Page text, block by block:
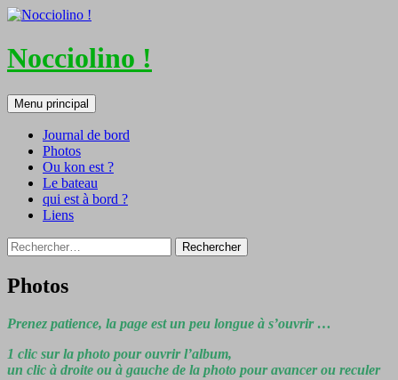
Nocciolino !
Recherche
Menu principal
Aller
au
contenu
Journal de bord
Photos
Ou kon est ?
Le bateau
qui est à bord ?
Liens
Rechercher :
Photos
Prenez patience, la page est un peu longue à s’ouvrir …
1 clic sur la photo pour ouvrir l’album,
un clic à droite ou à gauche de la photo pour avancer ou reculer